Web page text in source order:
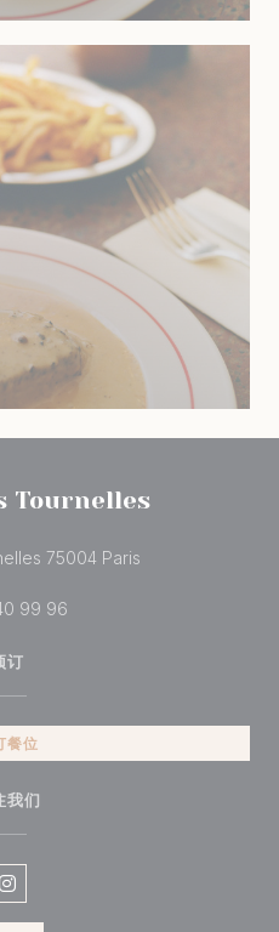
Tournelles
75004 Paris((在新窗口中打开))
99 96
订
餐位
我们
Instagram ((在新窗口中打开))